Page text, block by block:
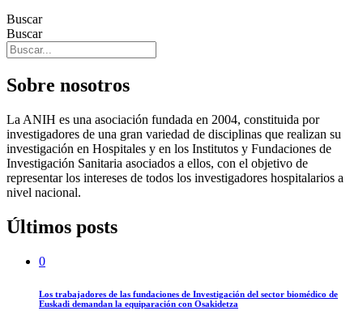
Buscar
Buscar
Sobre nosotros
La ANIH es una asociación fundada en 2004, constituida por
investigadores de una gran variedad de disciplinas que realizan su
investigación en Hospitales y en los Institutos y Fundaciones de
Investigación Sanitaria asociados a ellos, con el objetivo de
representar los intereses de todos los investigadores hospitalarios a
nivel nacional.
Últimos posts
0
Los trabajadores de las fundaciones de Investigación del sector biomédico de
Euskadi demandan la equiparación con Osakidetza